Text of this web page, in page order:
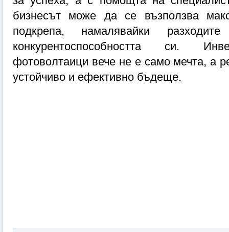
бизнесът може да се възползва
подкрепа, намалявайки
конкурентоспособността си.
фотоволтаици вече не е само мечта, а
устойчиво и ефективно бъдеще.